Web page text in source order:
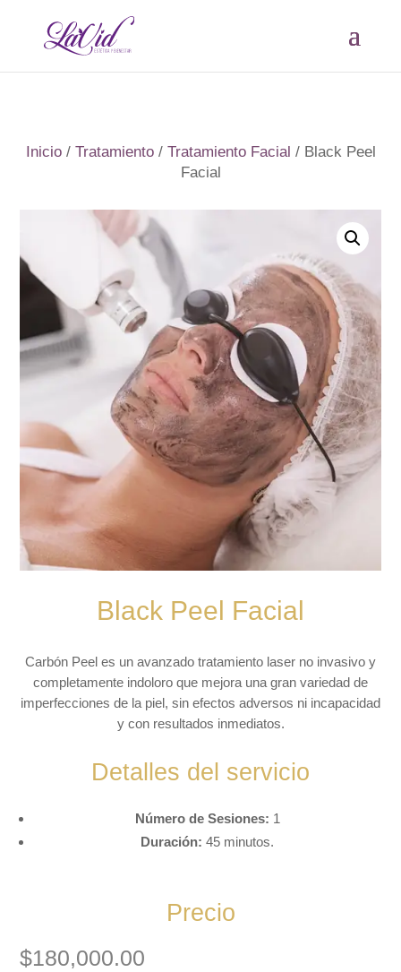
Inicio/ Tratamiento/ Tratamiento Facial / Black Peel
Facial
Black Peel Facial
Carbón Peel es un avanzado tratamiento laser no invasivo y
completamente indoloro que mejora una gran variedad de
imperfecciones de la piel, sin efectos adversos ni incapacidad
y con resultados inmediatos.
Detalles del servicio
Número de Sesiones: 1
Duración: 45 minutos.
Precio
$180,000.00